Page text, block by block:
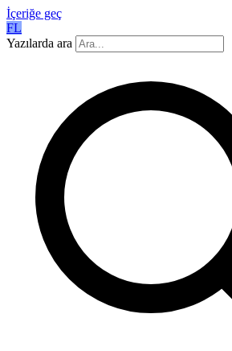
İçeriğe geç
FL
Yazılarda ara